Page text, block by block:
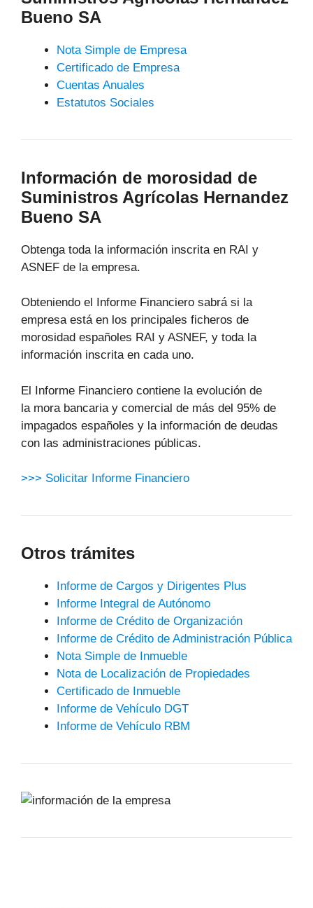
Bueno SA
Nota Simple de Empresa
Certificado de Empresa
Cuentas Anuales
Estatutos Sociales
Información de morosidad de
Suministros Agrícolas Hernandez
Bueno SA
Obtenga toda la información inscrita en RAI y
ASNEF de la empresa.
Obteniendo el Informe Financiero sabrá si la
empresa está en los principales ficheros de
morosidad españoles RAI y ASNEF, y toda la
información inscrita en cada uno.
El Informe Financiero contiene la evolución de
la mora bancaria y comercial de más del 95% de
impagados españoles y la información de deudas
con las administraciones públicas.
>>> Solicitar Informe Financiero
Otros trámites
Informe de Cargos y Dirigentes Plus
Informe Integral de Autónomo
Informe de Crédito de Organización
Informe de Crédito de Administración Pública
Nota Simple de Inmueble
Nota de Localización de Propiedades
Certificado de Inmueble
Informe de Vehículo DGT
Informe de Vehículo RBM